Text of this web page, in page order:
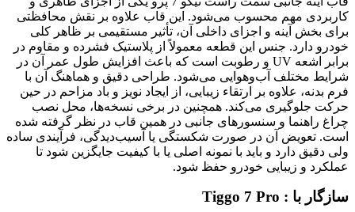
کاربردی مهم محسوب می‌شود. این قاب علاوه بر نقش محافظتی
برای بخش آینه و اجزای داخلی آن، تأثیر مستقیمی بر ظاهر کلی
خودرو دارد. جنس این قطعه معمولاً از پلاستیک فشرده و مقاوم در
برابر اشعه UV و رطوبت است که باعث افزایش طول عمر آن در
شرایط مختلف آب‌وهوایی می‌شود. طراحی دقیق و هماهنگ آن با
فرم بدنه، علاوه بر ارتقاء زیبایی، از ایجاد نویز و باد مزاحم در حین
حرکت جلوگیری می‌کند. همچنین در برخی نسخه‌ها، محل نصب
چراغ راهنما و سنسورهای جانبی در همین قاب در نظر گرفته شده
است. تعویض آن در صورت شکستگی یا آسیب‌دیدگی، فرآیندی ساده
ولی دقیق دارد و باید با نمونه اصلی یا با کیفیت جایگزین شود تا
عملکرد و زیبایی خودرو حفظ شود.
سازگار با : Tiggo 7 Pro